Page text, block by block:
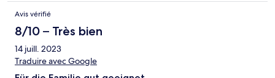
Avis vérifié
8/10 – Très bien
14 juill. 2023
Traduire avec Google